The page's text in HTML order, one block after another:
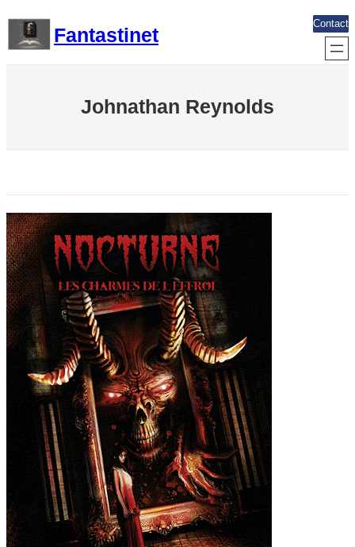
contenu
Fantastinet
Contact
Johnathan Reynolds